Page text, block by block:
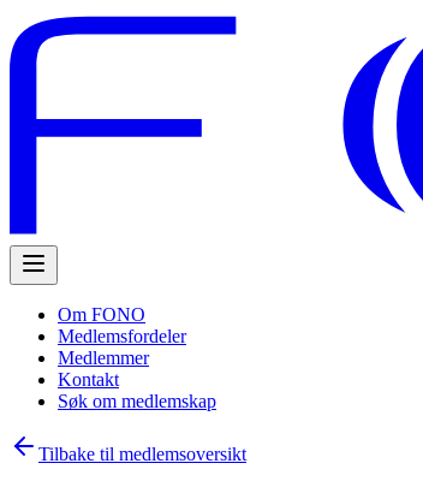
Om FONO
Medlemsfordeler
Medlemmer
Kontakt
Søk om medlemskap
Tilbake til medlemsoversikt